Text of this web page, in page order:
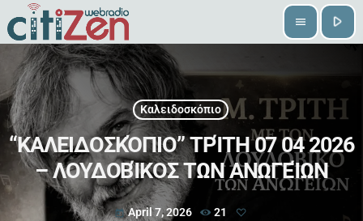
menu play_arrow
Καλειδοσκόπιο
“ΚΑΛΕΙΔΟΣΚΌΠΙΟ” ΤΡΊΤΗ 07 04 2026
– ΛΟΥΔΟΒΊΚΟΣ ΤΩΝ ΑΝΩΓΕΊΩΝ
today April 7, 2026 21